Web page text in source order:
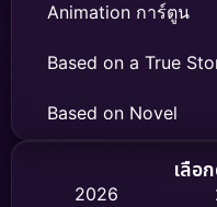
Animation การ์ตูน
Based on a True
Based on Novel
Biography ชีวิตจริง
เลือ
2026